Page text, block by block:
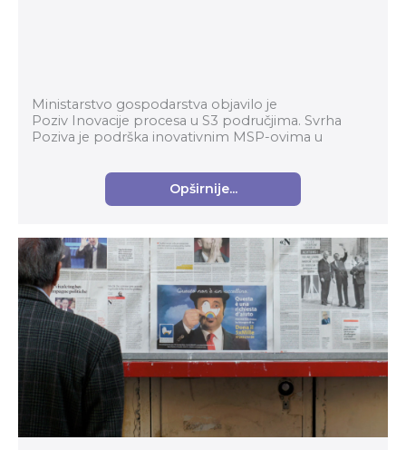
Ministarstvo gospodarstva objavilo je
Poziv Inovacije procesa u S3 područjima. Svrha
Poziva je podrška inovativnim MSP-ovima u
inovativnih proizvoda...
Opširnije...